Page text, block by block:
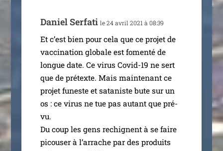
Daniel Serfati le 24 avril 2021 à 08:39
Et c’est bien pour cela que ce pro­jet de
vac­ci­na­tion glo­bale est fomen­té de
longue date. Ce virus Covid-19 ne sert
que de pré­texte. Mais main­te­nant ce
pro­jet funeste et sata­niste bute sur un
os : ce virus ne tue pas autant que pré­
vu.
Du coup les gens rechignent à se faire
picou­ser à l’ar­rache par des pro­duits